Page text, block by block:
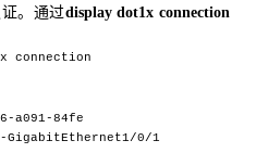
。通过display dot1x connection
connection
a091-84fe
GigabitEthernet1/0/1